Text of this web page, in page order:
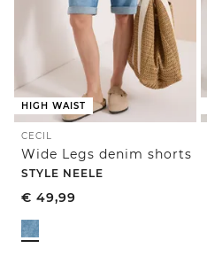
HIGH WAIST
CECIL
Wide Legs denim shorts
STYLE NEELE
€ 49,99